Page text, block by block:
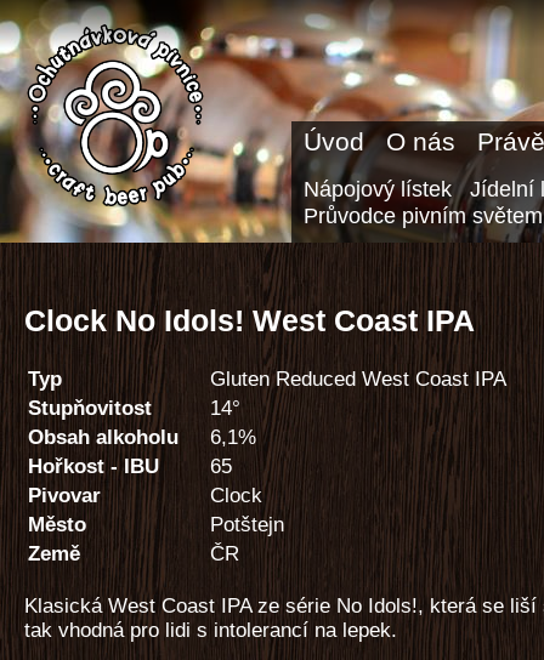
Úvod O nás
Nápojový lístek
Jídelní
Průvodce pivním světem
Clock No Idols! West Coast IPA
Typ
Gluten Reduced West Coast IPA
Stupňovitost
14°
Obsah alkoholu
6,1%
Hořkost - IBU
65
Pivovar
Clock
Město
Potštejn
Země
ČR
Klasická West Coast IPA ze série No Idols!, která se
tak vhodná pro lidi s intolerancí na lepek.